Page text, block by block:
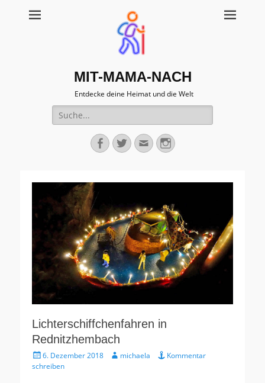
MIT-MAMA-NACH
Entdecke deine Heimat und die Welt
Suche
für:
Facebook
TwitterEmailInstagram
Lichterschiffchenfahren in
Rednitzhembach
Gepostet
am
6. Dezember 2018 Autormichaela
Kommentar
schreiben